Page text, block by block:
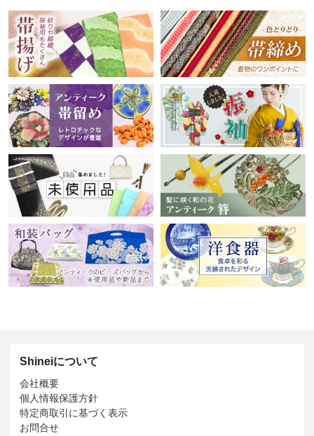
Shineiについて
会社概要
個人情報保護方針
特定商取引に基づく表示
お問合せ